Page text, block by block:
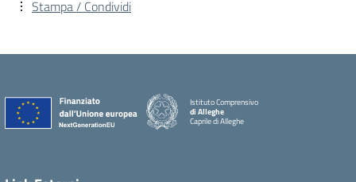
Stampa / Condividi
Istituto Comprensivo
di Alleghe
Caprile di Alleghe